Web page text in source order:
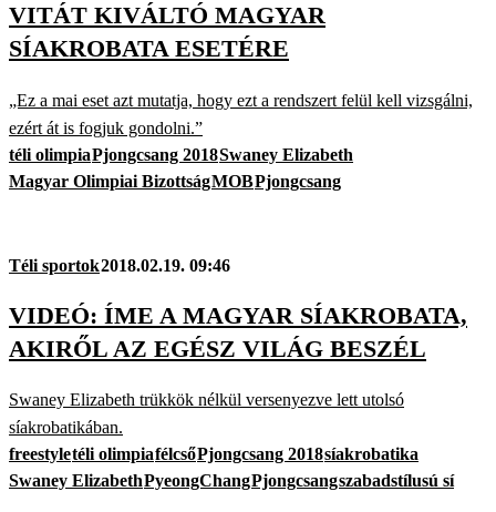
VITÁT KIVÁLTÓ MAGYAR
SÍAKROBATA ESETÉRE
„Ez a mai eset azt mutatja, hogy ezt a rendszert felül kell vizsgálni,
ezért át is fogjuk gondolni.”
téli olimpiaPjongcsang 2018Swaney Elizabeth
Magyar Olimpiai BizottságMOBPjongcsang
Téli sportok2018.02.19. 09:46
VIDEÓ: ÍME A MAGYAR SÍAKROBATA,
AKIRŐL AZ EGÉSZ VILÁG BESZÉL
Swaney Elizabeth trükkök nélkül versenyezve lett utolsó
síakrobatikában.
freestyletéli olimpiafélcsőPjongcsang 2018síakrobatika
Swaney ElizabethPyeongChangPjongcsangszabadstílusú sí